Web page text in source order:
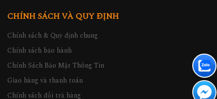
CHÍNH SÁCH VÀ QUY ĐỊNH
Chính sách & Quy định chung
Chính sách bảo hành
Chính Sách Bảo Mật Thông Tin
Giao hàng và thanh toán
Chính sách đổi trả hàng